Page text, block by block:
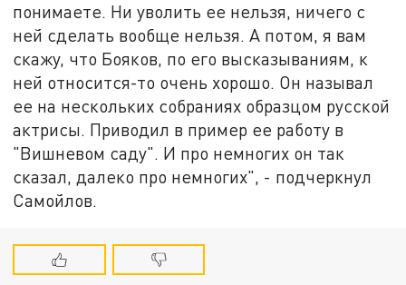
понимаете. Ни уволить ее нельзя, ничего с
ней сделать вообще нельзя. А потом, я вам
скажу, что Бояков, по его высказываниям, к
ней относится-то очень хорошо. Он называл
ее на нескольких собраниях образцом русской
актрисы. Приводил в пример ее работу в
"Вишневом саду". И про немногих он так
сказал, далеко про немногих", - подчеркнул
Самойлов.